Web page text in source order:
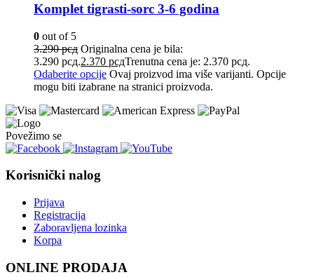
Komplet tigrasti-sorc 3-6 godina
0 out of 5
3.290рсд Originalna cena je bila:
3.290 рсд.2.370 рсдTrenutna cena je: 2.370 рсд.
Odaberite opcije Ovaj proizvod ima više varijanti. Opcije
mogu biti izabrane na stranici proizvoda.
Povežimo se
Korisnički nalog
Prijava
Registracija
Zaboravljena lozinka
Korpa
ONLINE PRODAJA